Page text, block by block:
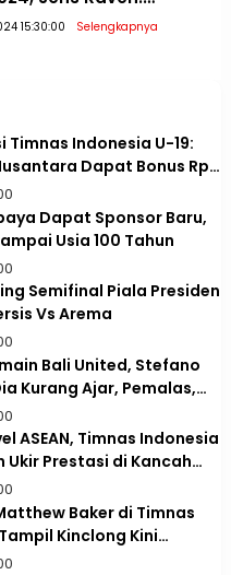
Penting Juara!
15:30:00 Selengkapnya
Timnas Indonesia U-19:
Dapat Bonus Rp1
Dapat Sponsor Baru,
Usia 100 Tahun
Semifinal Piala Presiden
Vs Arema
Bali United, Stefano
Kurang Ajar, Pemalas,
Taktik
ASEAN, Timnas Indonesia
Ukir Prestasi di Kancah
Baker di Timnas
Kinclong Kini
Australia